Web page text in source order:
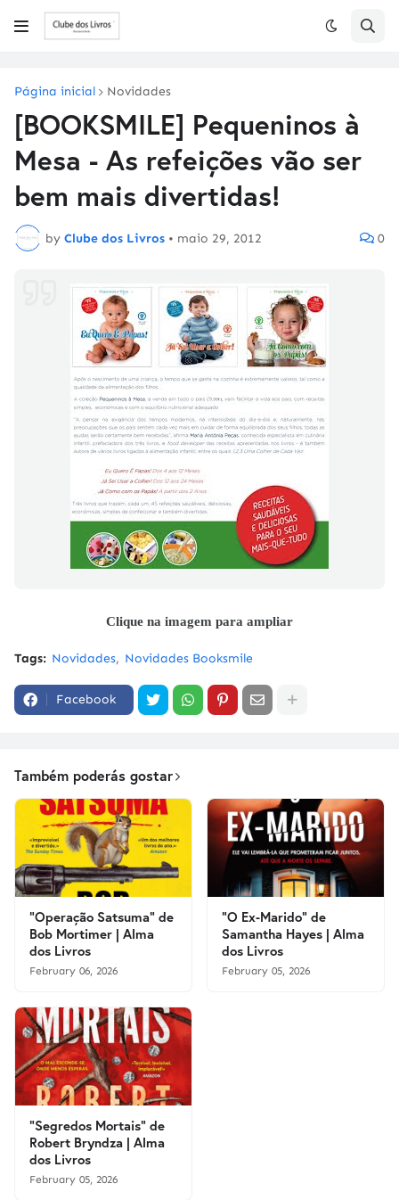
Página inicial Novidades
[BOOKSMILE] Pequeninos à
Mesa - As refeições vão ser
bem mais divertidas!
by Clube dos Livros • maio 29, 2012 0
Clique na imagem para ampliar
Tags: Novidades Novidades Booksmile
Facebook
Também poderás gostar
"Operação Satsuma" de
Bob Mortimer | Alma
dos Livros
February 06, 2026
"O Ex-Marido" de
Samantha Hayes | Alma
dos Livros
February 05, 2026
"Segredos Mortais" de
Robert Bryndza | Alma
dos Livros
February 05, 2026